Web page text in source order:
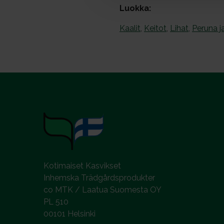
Luokka:
Kaalit, Keitot, Lihat, Peruna
Kotimaiset Kasvikset
Inhemska Trädgårdsprodukter
co MTK / Laatua Suomesta OY
PL 510
00101 Helsinki